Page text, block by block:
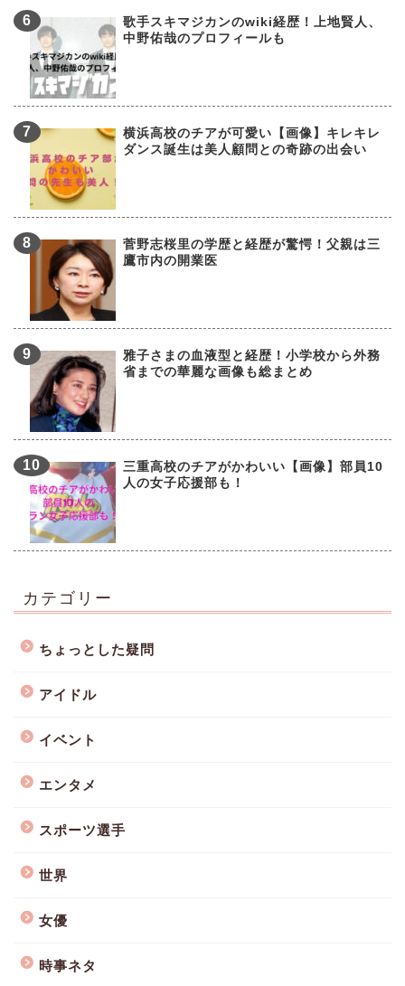
歌手スキマジカンのwiki経歴！上地賢人、
中野佑哉のプロフィールも
横浜高校のチアが可愛い【画像】キレキレ
ダンス誕生は美人顧問との奇跡の出会い
菅野志桜里の学歴と経歴が驚愕！父親は三
鷹市内の開業医
雅子さまの血液型と経歴！小学校から外務
省までの華麗な画像も総まとめ
三重高校のチアがかわいい【画像】部員10
人の女子応援部も！
カテゴリー
ちょっとした疑問
アイドル
イベント
エンタメ
スポーツ選手
世界
女優
時事ネタ